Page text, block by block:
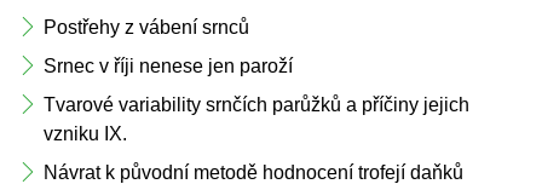
Postřehy z vábení srnců
Srnec v říji nenese jen paroží
Tvarové variability srnčích parůžků a příčiny jejich
vzniku IX.
Návrat k původní metodě hodnocení trofejí daňků